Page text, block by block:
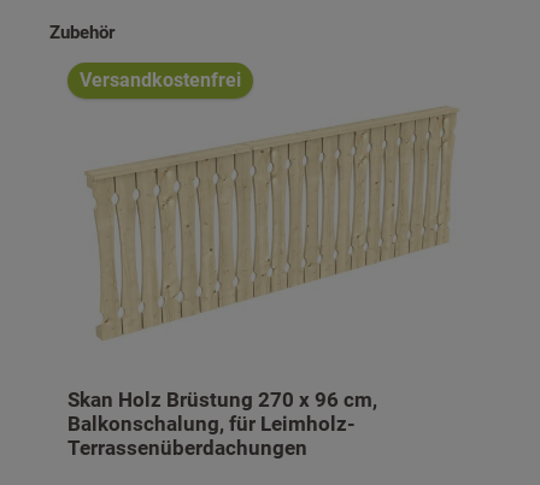
Produktgalerie überspringen
Zubehör
Versandkostenfrei
Skan Holz Brüstung 270 x 96 cm,
Balkonschalung, für Leimholz-
Terrassenüberdachungen